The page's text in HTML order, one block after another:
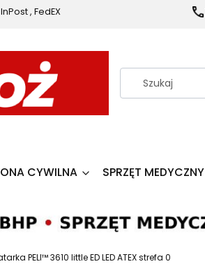
, FedEX
CYWILNA SPRZĘT MEDYCZNY
PELI™ 3610 little ED LED ATEX strefa 0